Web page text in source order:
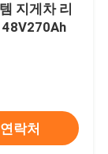
지게차 리
48V270Ah
연락처